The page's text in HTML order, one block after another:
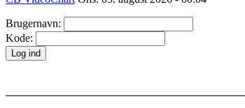
Brugernavn:
Kode: